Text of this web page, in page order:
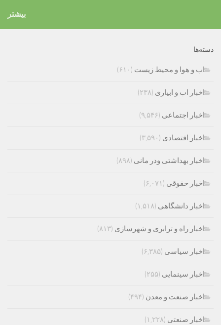
بیشتر
دسته‌ها
اب و هوا و محیط زیست (۶۱۰)
اخبار اب و ابیاری (۲۳۸)
اخبار اجتماعی (۹,۵۴۶)
اخبار اقتصادی (۳,۵۹۰)
اخبار بهداشتی ودر مانی (۸۹۸)
اخبار حقوقی (۶,۰۷۱)
اخبار دانشگاهی (۱,۵۱۸)
اخبار راه و ترابری و شهرسازی (۸۱۳)
اخبار سیاسی (۶,۳۸۵)
اخبار سینمایی (۲۵۵)
اخبار صنعت و معدن (۴۹۴)
اخبار صنعتی (۱,۲۲۸)